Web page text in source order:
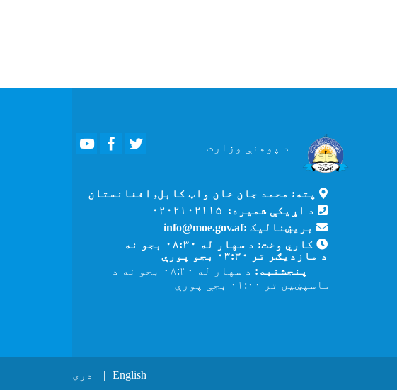
د پوهنې وزارت
YoutubeFacebook
پته: محمد جان خان واټ کابل, افغانستان
د اړیکې شمیره: ۰۲۰۲۱۰۲۱۱۵
بریښنالیک :info@moe.gov.af
کاري وخت: د سهار له ۰۸:۳۰ بجو نه
د مازدیګر تر ۰۳:۳۰ بجو پورې
پنجشنبه:
د سهار له ۰۸:۳۰ بجو نه د
ماسپښین تر ۰۱:۰۰ بجې پورې
English دری